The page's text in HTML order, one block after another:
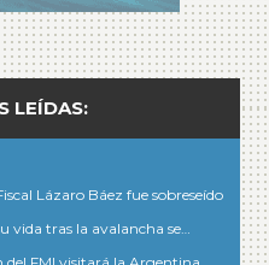
LEÍDAS:
Lázaro Báez fue sobreseído
vida tras la avalancha se…